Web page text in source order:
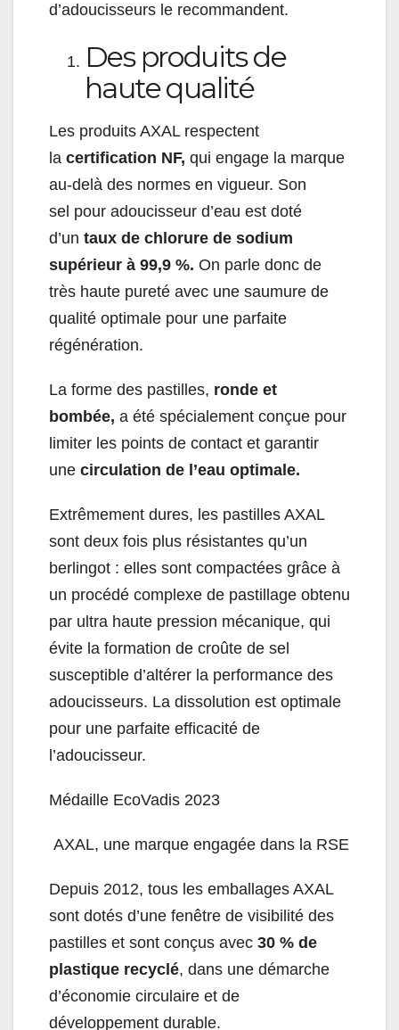
d’adoucisseurs le recommandent.
Des produits de
haute qualité
Les produits AXAL respectent
la certification NF, qui engage la marque
au-delà des normes en vigueur. Son
sel pour adoucisseur d’eau est doté
d’un taux de chlorure de sodium
supérieur à 99,9 %. On parle donc de
très haute pureté avec une saumure de
qualité optimale pour une parfaite
régénération.
La forme des pastilles, ronde et
bombée, a été spécialement conçue pour
limiter les points de contact et garantir
une circulation de l’eau optimale.
Extrêmement dures, les pastilles AXAL
sont deux fois plus résistantes qu’un
berlingot : elles sont compactées grâce à
un procédé complexe de pastillage obtenu
par ultra haute pression mécanique, qui
évite la formation de croûte de sel
susceptible d’altérer la performance des
adoucisseurs. La dissolution est optimale
pour une parfaite efficacité de
l’adoucisseur.
Médaille EcoVadis 2023
AXAL, une marque engagée dans la RSE
Depuis 2012, tous les emballages AXAL
sont dotés d’une fenêtre de visibilité des
pastilles et sont conçus avec 30 % de
plastique recyclé, dans une démarche
d’économie circulaire et de
développement durable.